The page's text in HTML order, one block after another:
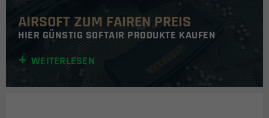
AIRSOFT ZUM FAIREN PREIS
HIER GÜNSTIG SOFTAIR PRODUKTE KAUFEN
WEITERLESEN